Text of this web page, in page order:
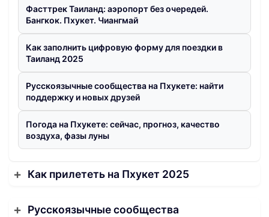
Фасттрек Таиланд: аэропорт без очередей.
Бангкок. Пхукет. Чиангмай
Как заполнить цифровую форму для поездки в
Таиланд 2025
Русскоязычные сообщества на Пхукете: найти
поддержку и новых друзей
Погода на Пхукете: сейчас, прогноз, качество
воздуха, фазы луны
Как прилететь на Пхукет 2025
Русскоязычные сообщества